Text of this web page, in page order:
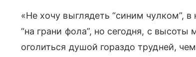
«Не хочу выглядеть “синим чулком”,
“на грани фола”, но сегодня, с высоты
оголиться душой гораздо трудней,